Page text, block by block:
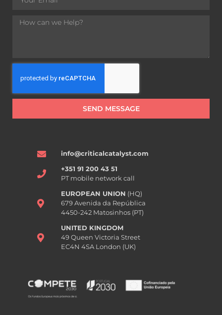
SEND MESSAGE
info@criticalcatalyst.com
+351 91 200 43 51
PT mobile network call
EUROPEAN UNION (HQ)
679 Avenida da República
4450-242 Matosinhos (PT)
UNITED KINGDOM
49 Queen Victoria Street
EC4N 4SA London (UK)